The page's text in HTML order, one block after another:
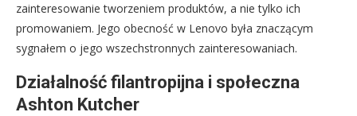
zainteresowanie tworzeniem produktów, a nie tylko ich
promowaniem. Jego obecność w Lenovo była znaczącym
sygnałem o jego wszechstronnych zainteresowaniach.
Działalność filantropijna i społeczna
Ashton Kutcher